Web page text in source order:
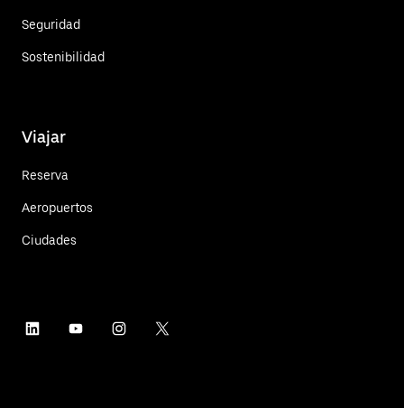
Seguridad
Sostenibilidad
Viajar
Reserva
Aeropuertos
Ciudades